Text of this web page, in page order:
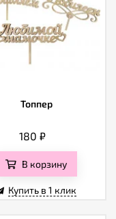
Топпер
180 ₽
В корзину
Купить в 1 клик